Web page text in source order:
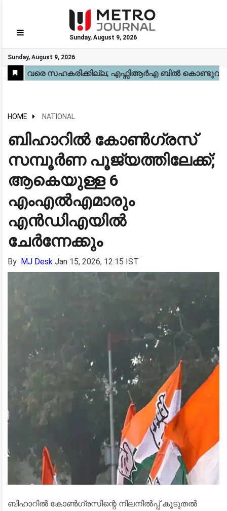
Sunday, August 9, 2026
Sunday, August 9, 2026
GO
Home
Kerala
National
Gulf
World
Sports
Movies
Health
Automobile
Travel
Education
Novel
Business
Technology
Webstory
HOME NATIONAL
ബിഹാറിൽ കോൺഗ്രസ്
സമ്പൂർണ പൂജ്യത്തിലേക്ക്;
ആകെയുള്ള 6
എംഎൽഎമാരും
എൻഡിഎയിൽ
ചേർന്നേക്കും
By MJ Desk Jan 15, 2026, 12:15 IST
ബിഹാറിൽ കോൺഗ്രസിന്റെ നിലനിൽപ്പ് കൂടുതൽ